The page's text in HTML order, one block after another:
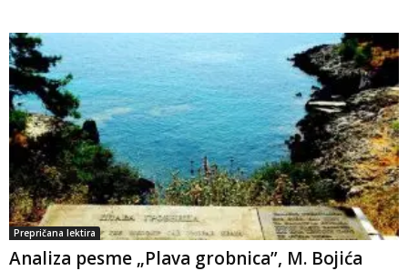
Prepričana lektira
Analiza pesme „Plava grobnica”, M. Bojića